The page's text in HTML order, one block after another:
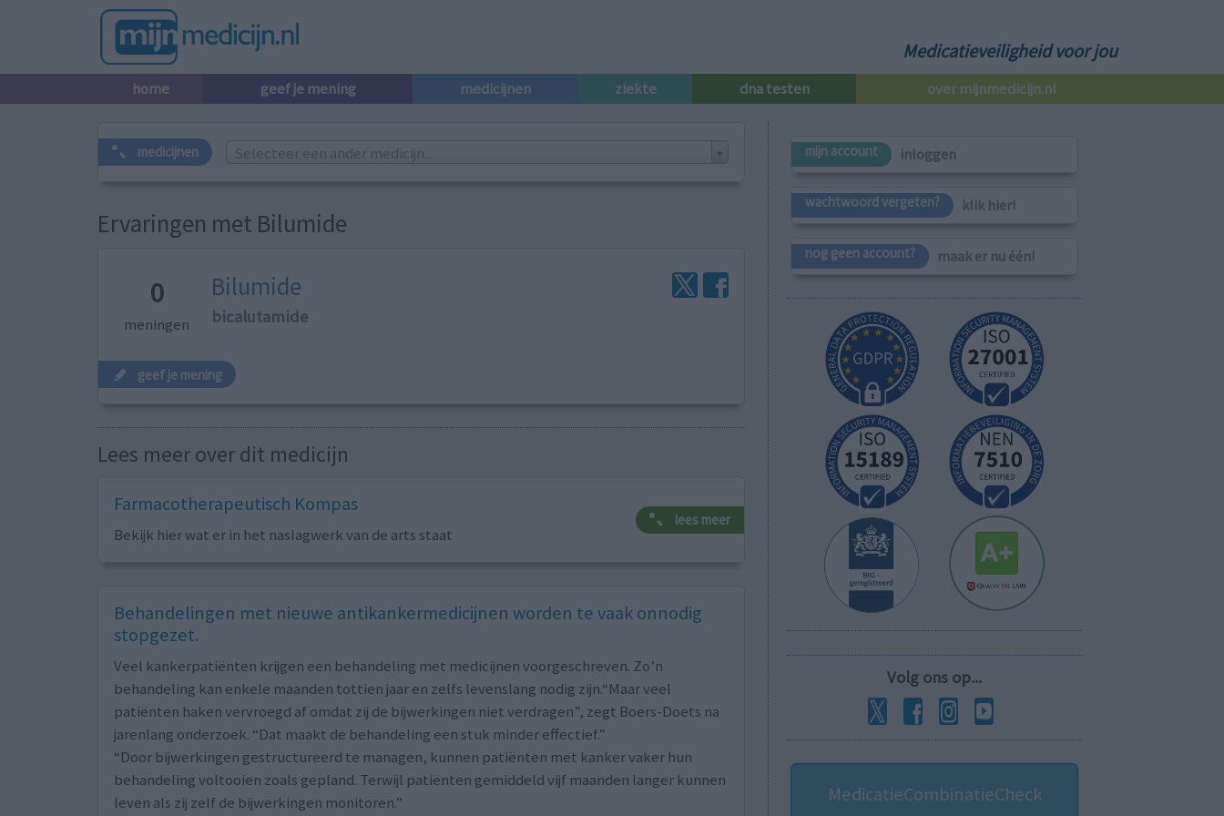
Medicatieveiligheid voor jou
home geef je mening medicijnen ziekte dna testen over mijnmedicijn.nl
medicijnen Selecteer een ander medicijn...
Ervaringen met Bilumide
0
meningen
Bilumide
bicalutamide
geef je mening
Lees meer over dit medicijn
Farmacotherapeutisch Kompas
Bekijk hier wat er in het naslagwerk van de arts staat
lees meer
Behandelingen met nieuwe antikankermedicijnen worden te vaak onnodig
stopgezet.
Veel kankerpatiënten krijgen een behandeling met medicijnen voorgeschreven. Zo’n
behandeling kan enkele maanden tottien jaar en zelfs levenslang nodig zijn.“Maar veel
patiënten haken vervroegd af omdat zij de bijwerkingen niet verdragen”, zegt Boers-Doets na
jarenlang onderzoek. “Dat maakt de behandeling een stuk minder effectief.”
“Door bijwerkingen gestructureerd te managen, kunnen patiënten met kanker vaker hun
behandeling voltooien zoals gepland. Terwijl patiënten gemiddeld vijf maanden langer kunnen
leven als zij zelf de bijwerkingen monitoren.”
mijn account inloggen
wachtwoord vergeten? klik hier!
nog geen account? maak er nu één!
Volg ons op...
MedicatieCombinatieCheck